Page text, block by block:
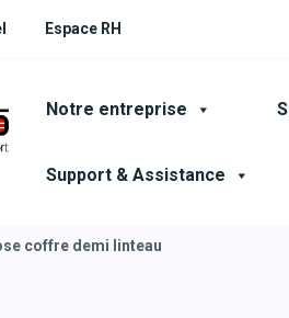
Espace RH
Notre entreprise
Support & Assistance
coffre demi linteau